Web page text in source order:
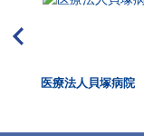
医療法人貝塚病院